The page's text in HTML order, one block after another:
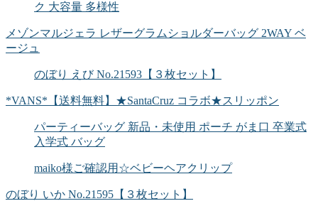
ク 大容量 多様性
メゾンマルジェラ レザーグラムショルダーバッグ 2WAY ベ
ージュ
のぼり えび No.21593【３枚セット】
*VANS*【送料無料】★SantaCruz コラボ★スリッポン
パーティーバッグ 新品・未使用 ポーチ がま口 卒業式
入学式 バッグ
maiko様ご確認用☆ベビーヘアクリップ
のぼり いか No.21595【３枚セット】